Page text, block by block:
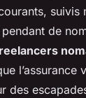
suivis
de
l’assurance
des